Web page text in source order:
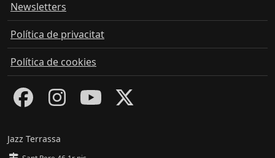
Newsletters
Política de privacitat
Política de cookies
Jazz Terrassa